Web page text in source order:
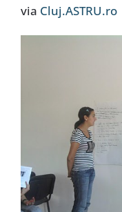
via Cluj.ASTRU.ro